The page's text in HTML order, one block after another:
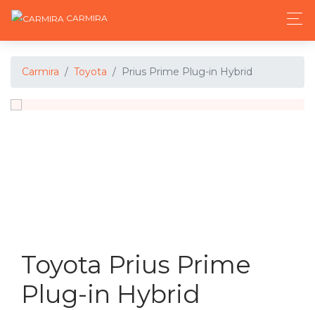
CARMIRA
Carmira Toyota Prius Prime Plug-in Hybrid
Toyota Prius Prime
Plug-in Hybrid